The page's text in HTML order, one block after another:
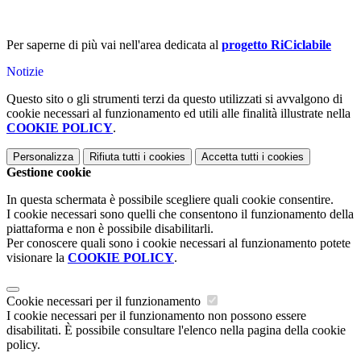
Per saperne di più vai nell'area dedicata al progetto RiCiclabile
Notizie
Questo sito o gli strumenti terzi da questo utilizzati si avvalgono di
cookie necessari al funzionamento ed utili alle finalità illustrate nella
COOKIE POLICY.
Personalizza Rifiuta tutti i cookies Accetta tutti i cookies
Gestione cookie
In questa schermata è possibile scegliere quali cookie consentire.
I cookie necessari sono quelli che consentono il funzionamento della
piattaforma e non è possibile disabilitarli.
Per conoscere quali sono i cookie necessari al funzionamento potete
visionare la COOKIE POLICY.
Cookie necessari per il funzionamento
I cookie necessari per il funzionamento non possono essere
disabilitati. È possibile consultare l'elenco nella pagina della cookie
policy.